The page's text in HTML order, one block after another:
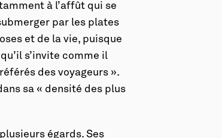
à l’affût qui se
par les plates
et de la vie, puisque
s’invite comme il
des voyageurs ».
sa « densité des plus
égards. Ses